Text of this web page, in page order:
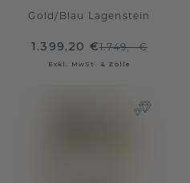
Gold/ Blau Lagenstein
1.399,20 €1.749,- €
Exkl. MwSt. & Zölle